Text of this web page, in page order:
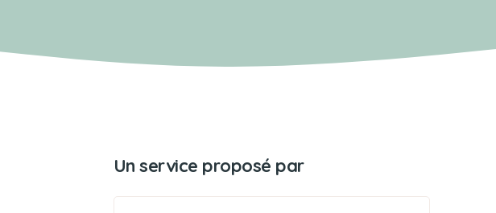
Un service proposé par